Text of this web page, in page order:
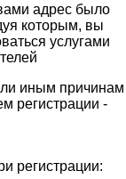
адрес было
которым, вы
услугами
иным причинам
регистрации -
регистрации: